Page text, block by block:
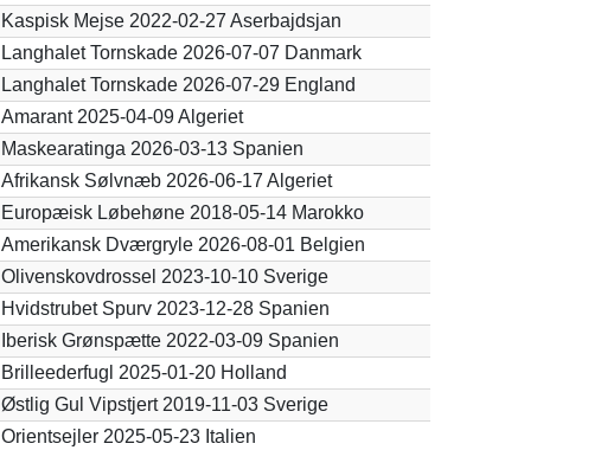
Kaspisk Mejse 2022-02-27 Aserbajdsjan
Langhalet Tornskade 2026-07-07 Danmark
Langhalet Tornskade 2026-07-29 England
Amarant 2025-04-09 Algeriet
Maskearatinga 2026-03-13 Spanien
Afrikansk Sølvnæb 2026-06-17 Algeriet
Europæisk Løbehøne 2018-05-14 Marokko
Amerikansk Dværgryle 2026-08-01 Belgien
Olivenskovdrossel 2023-10-10 Sverige
Hvidstrubet Spurv 2023-12-28 Spanien
Iberisk Grønspætte 2022-03-09 Spanien
Brilleederfugl 2025-01-20 Holland
Østlig Gul Vipstjert 2019-11-03 Sverige
Orientsejler 2025-05-23 Italien